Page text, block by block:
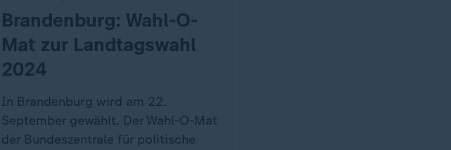
:Brandenburg: Wahl-O-
Mat zur Landtagswahl
2024
In Brandenburg wird am 22.
September gewählt. Der Wahl-O-Mat
der Bundeszentrale für politische